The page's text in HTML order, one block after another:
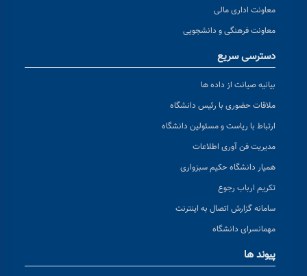
معاونت اداری مالی
معاونت فرهنگی و دانشجویی
دسترسی سریع
بیانیه صیانت از داده ها
ملاقات حضوری با رئیس دانشگاه
ارتباط با ریاست و مسئولین دانشگاه
مدیریت فن آوری اطلاعات
همیار دانشگاه حکیم سبزواری
تکریم ارباب رجوع
سامانه گزارش اتصال به اینترنت
مهمانسرای دانشگاه
پیوند ها